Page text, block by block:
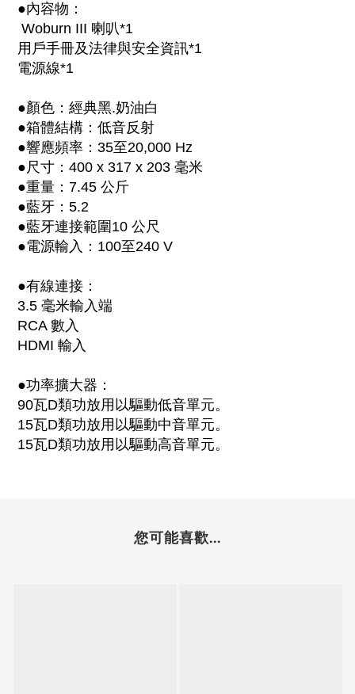
●內容物：
Woburn III 喇叭*1
用戶手冊及法律與安全資訊*1
電源線*1
●顏色：經典黑.奶油白
●箱體結構：低音反射
●響應頻率：35至20,000 Hz
●尺寸：400 x 317 x 203 毫米
●重量：7.45 公斤
●藍牙：5.2
●藍牙連接範圍10 公尺
●電源輸入：100至240 V
●有線連接：
3.5 毫米輸入端
RCA 數入
HDMI 輸入
●功率擴大器：
90瓦D類功放用以驅動低音單元。
15瓦D類功放用以驅動中音單元。
15瓦D類功放用以驅動高音單元。
您可能喜歡...